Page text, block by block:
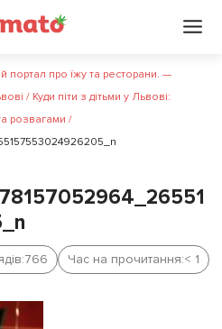
портал про їжу та ресторани. —
/ Куди піти з дітьми у Львові:
розвагами /
766 Час на прочитання:< 1